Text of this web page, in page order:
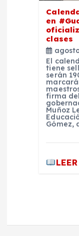
en
clases
El
tiene
serán
firma
Muñoz
Gómez,